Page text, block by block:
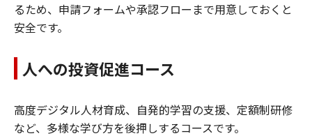
るため、申請フォームや承認フローまで用意しておくと
安全です。
人への投資促進コース
高度デジタル人材育成、自発的学習の支援、定額制研修
など、多様な学び方を後押しするコースです。